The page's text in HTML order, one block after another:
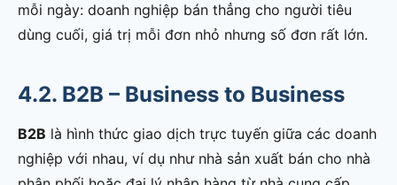
mỗi ngày: doanh nghiệp bán thẳng cho người tiêu
dùng cuối, giá trị mỗi đơn nhỏ nhưng số đơn rất lớn.
4.2. B2B – Business to Business
B2B là hình thức giao dịch trực tuyến giữa các doanh
nghiệp với nhau, ví dụ như nhà sản xuất bán cho nhà